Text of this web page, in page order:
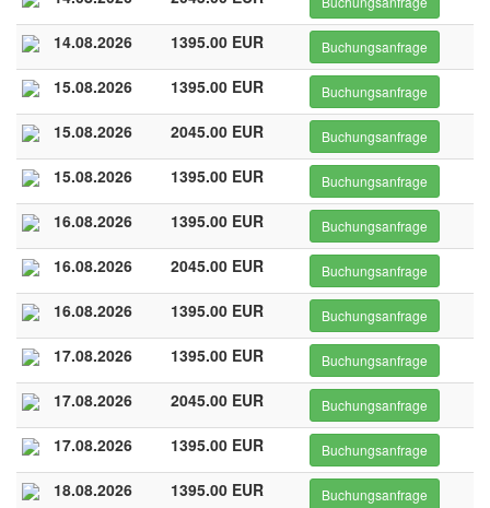
14.08.2026 1395.00 EUR Buchungsanfrage
15.08.2026 1395.00 EUR Buchungsanfrage
15.08.2026 2045.00 EUR Buchungsanfrage
15.08.2026 1395.00 EUR Buchungsanfrage
16.08.2026 1395.00 EUR Buchungsanfrage
16.08.2026 2045.00 EUR Buchungsanfrage
16.08.2026 1395.00 EUR Buchungsanfrage
17.08.2026 1395.00 EUR Buchungsanfrage
17.08.2026 2045.00 EUR Buchungsanfrage
17.08.2026 1395.00 EUR Buchungsanfrage
18.08.2026 1395.00 EUR Buchungsanfrage